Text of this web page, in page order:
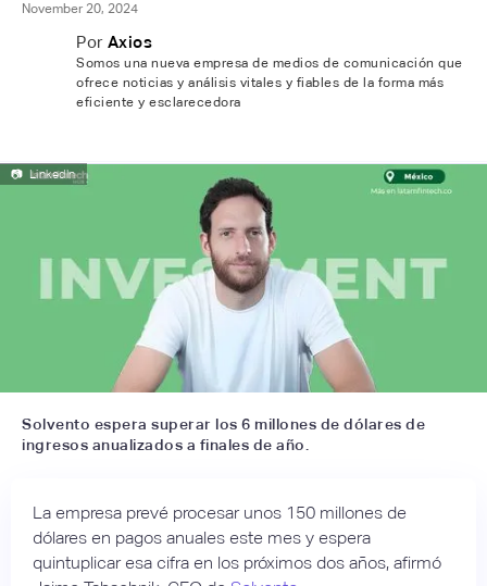
November 20, 2024
Por Axios
Somos una nueva empresa de medios de comunicación que
ofrece noticias y análisis vitales y fiables de la forma más
eficiente y esclarecedora
📷 Linkedln
Solvento espera superar los 6 millones de dólares de
ingresos anualizados a finales de año.
La empresa prevé procesar unos 150 millones de
dólares en pagos anuales este mes y espera
quintuplicar esa cifra en los próximos dos años, afirmó